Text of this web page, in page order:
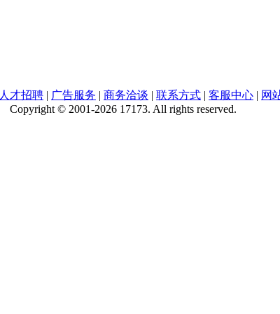
人才招聘 | 广告服务 | 商务洽谈 | 联系方式 | 客服中心 | 网
Copyright © 2001-2026 17173. All rights reserved.